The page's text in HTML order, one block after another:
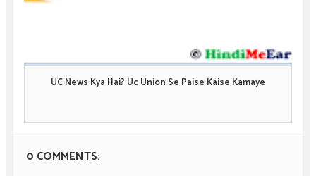
UC News Kya Hai? Uc Union Se Paise Kaise Kamaye
0 COMMENTS: